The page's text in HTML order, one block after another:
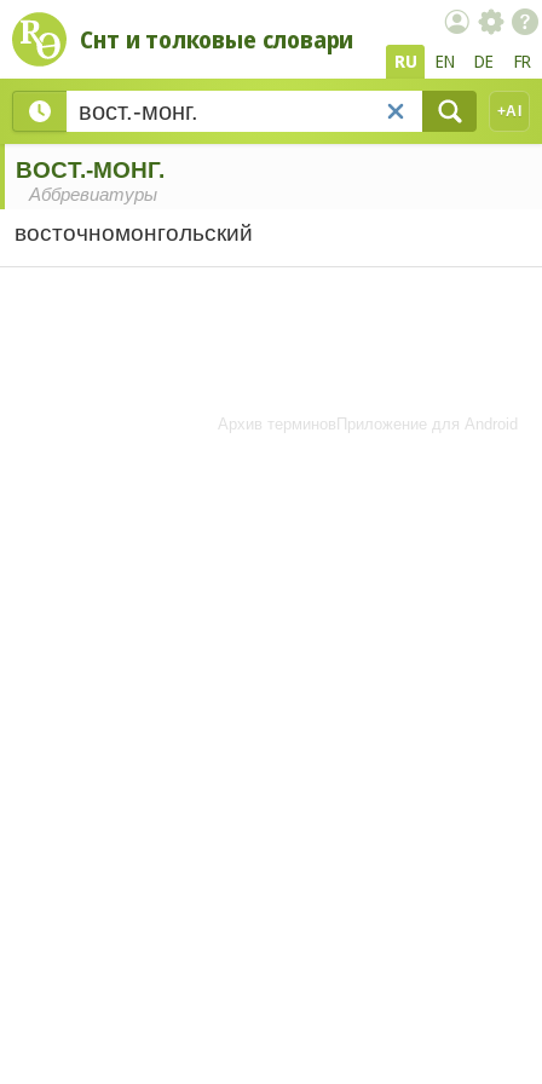
Снт и толковые словари
RU EN DE FR
+AI
ВОСТ.-МОНГ.
Аббревиатуры
восточномонгольский
Архив терминов Приложение для Android